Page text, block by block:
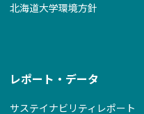
北海道大学環境方針
レポート・データ
サステイナビリティレポート